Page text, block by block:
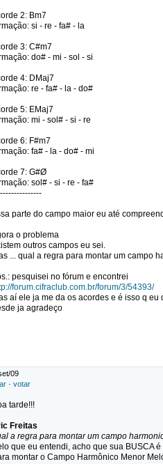
2: Bm7
si - re - fa# - la
3: C#m7
do# - mi - sol - si
4: DMaj7
re - fa# - la - do#
5: EMaj7
mi - sol# - si - re
6: F#m7
fa# - la - do# - mi
7: G#Ø
sol# - si - re - fa#
parte do campo maior eu até
o problema
outros campos eu sei.
... qual a regra para montar um campo
pesquisei no fórum e encontrei
forum.cifraclub.com.br/forum/3/54393/
aí ele ja me da os acordes e é isso q eu
ja agradeço
09
· votar
tarde!!!
Freitas
a regra para montar um campo
que eu entendi, acho que sua BUSCA
montar o Campo Harmônico Menor